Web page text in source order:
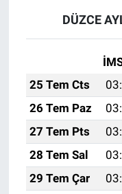
DÜZCE
25 Tem Cts
26 Tem Paz
27 Tem Pts
28 Tem Sal
29 Tem Çar